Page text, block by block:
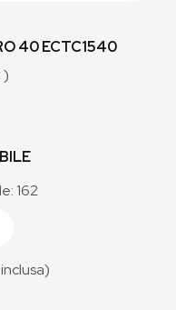
40 ECTC1540
)
162